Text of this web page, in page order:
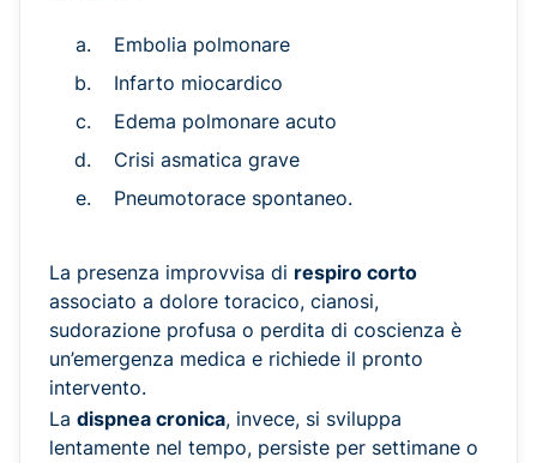
Embolia polmonare
Infarto miocardico
Edema polmonare acuto
Crisi asmatica grave
Pneumotorace spontaneo.
La presenza improvvisa di respiro corto
associato a dolore toracico, cianosi,
sudorazione profusa o perdita di coscienza è
un’emergenza medica e richiede il pronto
intervento.
La dispnea cronica, invece, si sviluppa
lentamente nel tempo, persiste per settimane o